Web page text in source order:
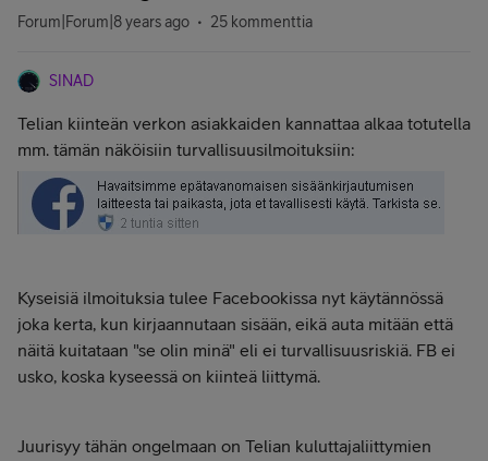
Forum|Forum|8 years ago 25 kommenttia
SINAD
Telian kiinteän verkon asiakkaiden kannattaa alkaa totutella
mm. tämän näköisiin turvallisuusilmoituksiin:
Kyseisiä ilmoituksia tulee Facebookissa nyt käytännössä
joka kerta, kun kirjaannutaan sisään, eikä auta mitään että
näitä kuitataan "se olin minä" eli ei turvallisuusriskiä. FB ei
usko, koska kyseessä on kiinteä liittymä.
Juurisyy tähän ongelmaan on Telian kuluttajaliittymien